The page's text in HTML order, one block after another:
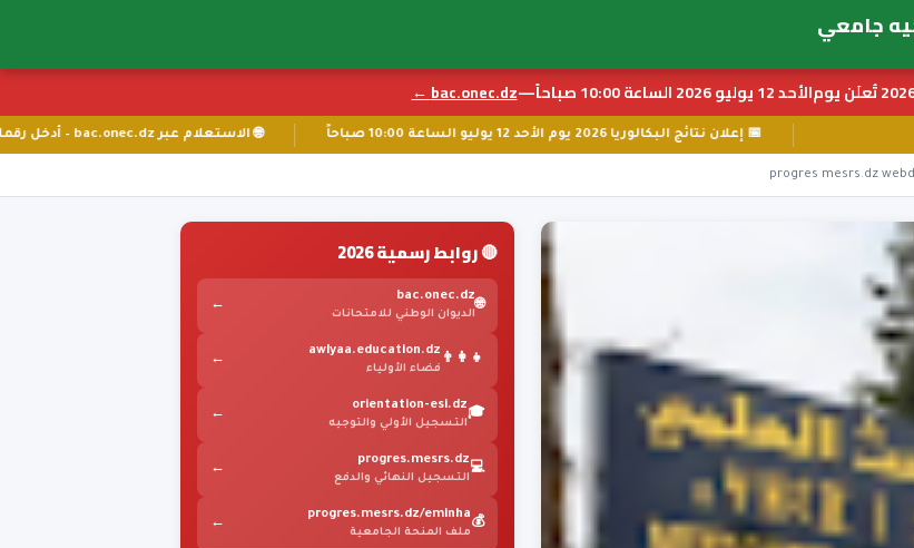
الأحد 12 يوليو 2026 الساعة 10:00 صباحاً —
bac.onec.dz ←
📅 إعلان نتائج البكالوريا 2026 يوم الأحد 12 يوليو الساعة 10:00 صباحاً 🌐 الاستعلام عبر bac.onec.dz – أدخل رقمك الأكاديمي
🔴 روابط رسمية 2026
🌐
bac.onec.dz
الديوان الوطني للامتحانات
←
👨‍👩‍👧
awlyaa.education.dz
فضاء الأولياء
←
🎓
orientation-esi.dz
التسجيل الأولي والتوجيه
←
💻
progres.mesrs.dz
التسجيل النهائي والدفع
←
💰
progres.mesrs.dz/eminha
ملف المنحة الجامعية
←